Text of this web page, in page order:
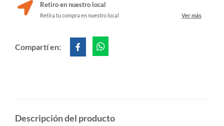
Retiro en nuestro local
Retira tu compra en nuestro local Ver más
Compartí en:
Descripción del producto